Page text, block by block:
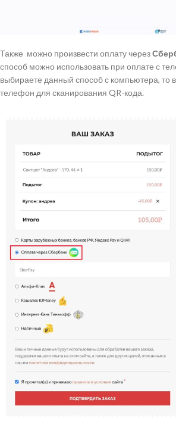
Также можно произвести оплату через
способ можно использовать при оплате с
выбираете данный способ с компьютера, то
телефон для сканирования QR-кода.